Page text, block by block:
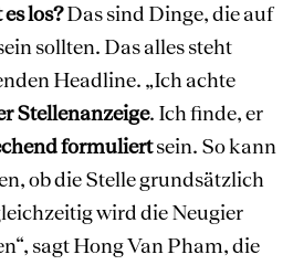
los?Das sind Dinge, die auf
sollten. Das alles steht
Headline. „Ich achte
Stellenanzeige. Ich finde, er
formuliertsein. So kann
ob die Stelle grundsätzlich
wird die Neugier
sagt Hong Van Pham, die